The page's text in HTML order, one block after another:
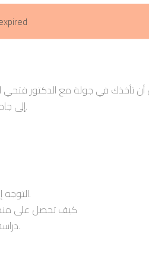
أن تأخذك في جولة مع الدكتور
إلى جامعات ماليزيا هذا العام.
التوجه إلى جامعات ماليزيا.
كيف تحصل على
دراسة الطب والهندسة.